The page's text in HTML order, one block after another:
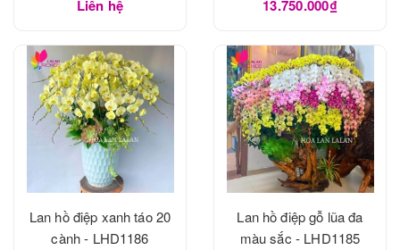
Liên hệ 13.750.000₫
Lan hồ điệp xanh táo 20
cành - LHD1186
Lan hồ điệp gỗ lũa đa
màu sắc - LHD1185